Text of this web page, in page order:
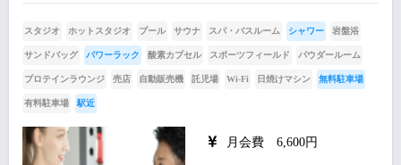
スタジオ ホットスタジオ プール サウナ スパ・バスルーム シャワー 岩盤浴
サンドバッグ パワーラック 酸素カプセル スポーツフィールド パウダールーム
プロテインラウンジ 売店 自動販売機 託児場 Wi-Fi 日焼けマシン 無料駐車場
有料駐車場 駅近
月会費 6,600円